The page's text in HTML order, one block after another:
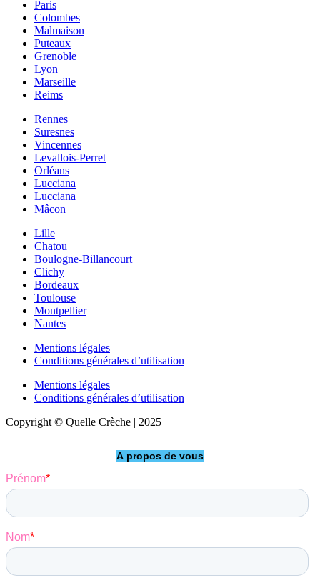
Paris
Colombes
Malmaison
Puteaux
Grenoble
Lyon
Marseille
Reims
Rennes
Suresnes
Vincennes
Levallois-Perret
Orléans
Lucciana
Lucciana
Mâcon
Lille
Chatou
Boulogne-Billancourt
Clichy
Bordeaux
Toulouse
Montpellier
Nantes
Mentions légales
Conditions générales d’utilisation
Mentions légales
Conditions générales d’utilisation
Copyright © Quelle Crèche | 2025